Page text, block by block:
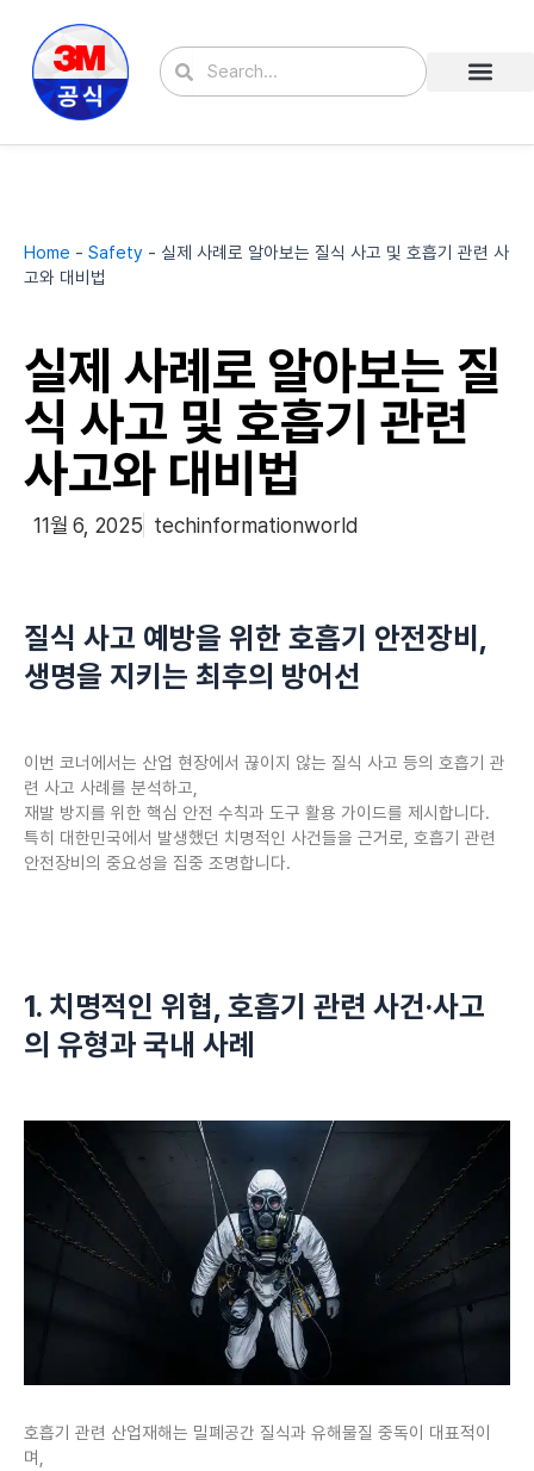
Search
Home - Safety - 실제 사례로 알아보는 질식 사고 및 호흡기 관련 사
고와 대비법
실제 사례로 알아보는 질
식 사고 및 호흡기 관련
사고와 대비법
11월 6, 2025 techinformationworld
질식 사고 예방을 위한 호흡기 안전장비,
생명을 지키는 최후의 방어선
이번 코너에서는 산업 현장에서 끊이지 않는 질식 사고 등의 호흡기 관
련 사고 사례를 분석하고,
재발 방지를 위한 핵심 안전 수칙과 도구 활용 가이드를 제시합니다.
특히 대한민국에서 발생했던 치명적인 사건들을 근거로, 호흡기 관련
안전장비의 중요성을 집중 조명합니다.
1. 치명적인 위협, 호흡기 관련 사건·사고
의 유형과 국내 사례
호흡기 관련 산업재해는 밀폐공간 질식과 유해물질 중독이 대표적이
며,